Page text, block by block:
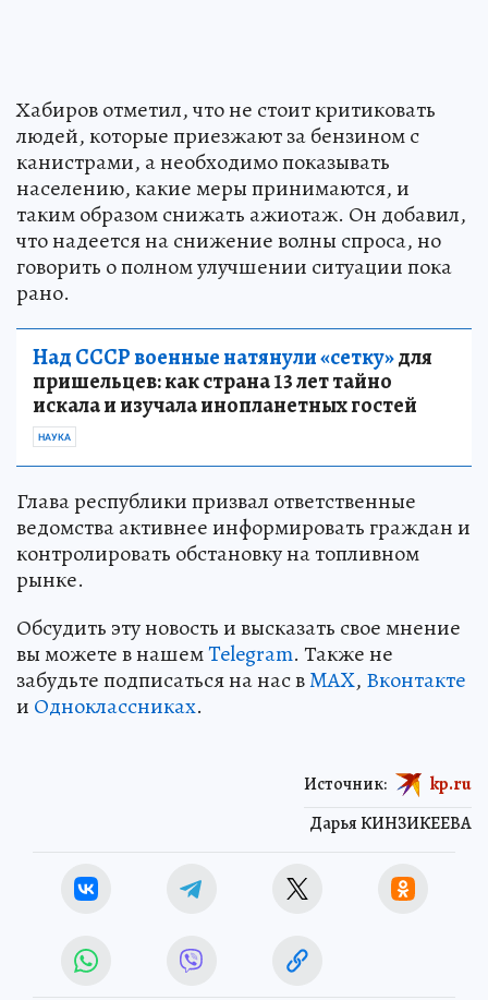
Хабиров отметил, что не стоит критиковать
людей, которые приезжают за бензином с
канистрами, а необходимо показывать
населению, какие меры принимаются, и
таким образом снижать ажиотаж. Он добавил,
что надеется на снижение волны спроса, но
говорить о полном улучшении ситуации пока
рано.
Над СССР военные натянули «сетку»для
пришельцев: как страна 13 лет тайно
искала и изучала инопланетных гостей
НАУКА
Глава республики призвал ответственные
ведомства активнее информировать граждан и
контролировать обстановку на топливном
рынке.
Обсудить эту новость и высказать свое мнение
вы можете в нашемTelegram. Также не
забудьте подписаться на нас вMAX, Вконтакте
и Одноклассниках.
Дарья КИНЗИКЕЕВА
Источник: kp.ru